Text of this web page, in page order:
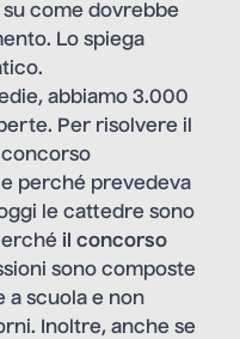
come dovrebbe
Lo spiega
abbiamo 3.000
Per risolvere il
perché prevedeva
le cattedre sono
il concorso
sono composte
a scuola e non
Inoltre, anche se